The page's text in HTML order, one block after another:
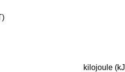
kilojoule